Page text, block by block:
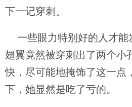
下一记穿刺。
一些眼力特别好的人才能
翅翼竟然被穿刺出了两个小
快，尽可能地掩饰了这一点
下，她显然是吃了亏的。